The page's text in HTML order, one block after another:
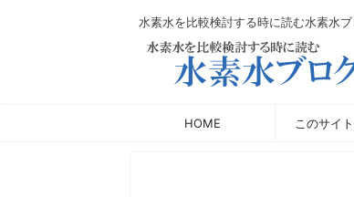
水素水を比較検討する時に読む水素水
HOME このサイ